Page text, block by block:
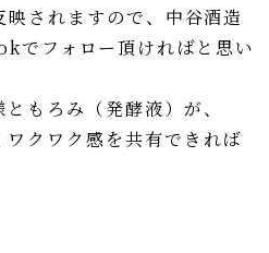
されますので、中谷酒造
フォロー頂ければと思い
もろみ（発酵液）が、
クワク感を共有できれば